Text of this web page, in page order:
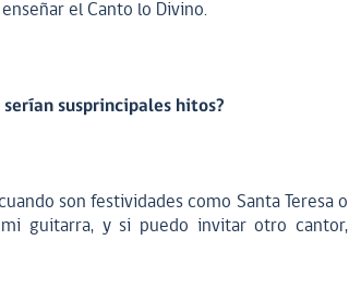
el Canto lo Divino.
susprincipales hitos?
son festividades como Santa Teresa o
guitarra, y si puedo invitar otro cantor,